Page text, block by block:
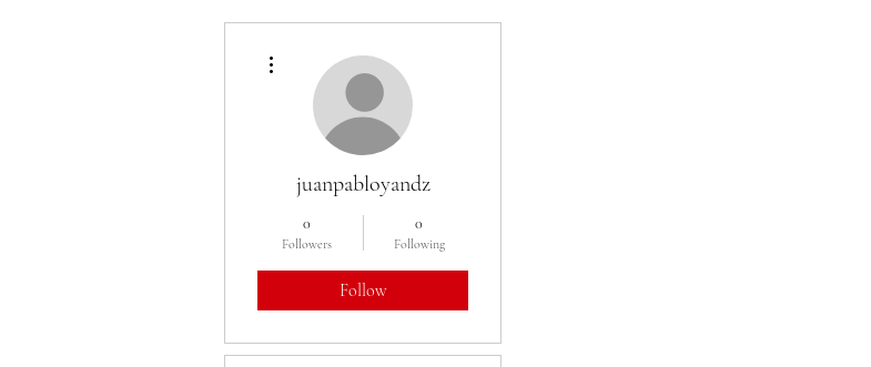
juanpabloyandz
0
Followers
0
Following
Follow